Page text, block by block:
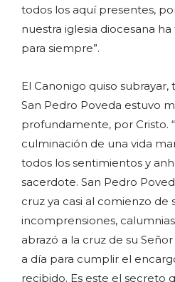
todos los aquí presentes,
nuestra iglesia diocesana
para siempre”.
El Canonigo quiso
San Pedro Poveda estuvo
profundamente, por Cristo.
culminación de una vida
todos los sentimientos y
sacerdote. San Pedro
cruz ya casi al comienzo de
incomprensiones,
abrazó a la cruz de su
a día para cumplir el
recibido. Es este el secreto